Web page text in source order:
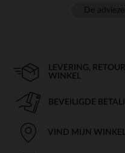
LEVERING,
WINKEL
BEVEILIGDE
VIND MIJN WINKEL